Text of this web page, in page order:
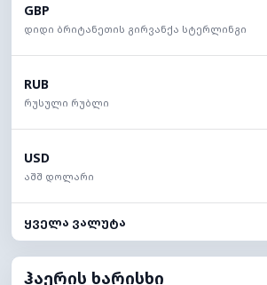
GBP
დიდი ბრიტანეთის გირვანქა სტერლინგი
RUB
რუსული რუბლი
USD
აშშ დოლარი
ყველა ვალუტა
ჰაერის ხარისხი